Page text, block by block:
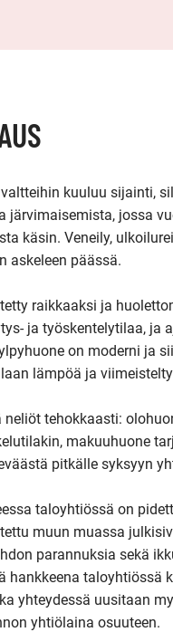
kuuluu sijainti,
järvimaisemista, jossa
käsin. Veneily,
askeleen päässä.
raikkaaksi ja
ja työskentelytilaa, ja
on moderni ja
lämpöä ja
tehokkaasti:
makuuhuone
pitkälle syksyyn
taloyhtiössä on
muun muassa
parannuksia sekä
hankkeena taloyhtiössä
yhteydessä uusitaan
yhtiölaina osuuteen.